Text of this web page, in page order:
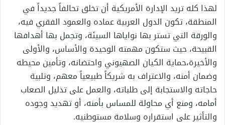
لهذا كلهتريد الإدارة الأمريكية أن تخلق تحالفاً جديداً في
المنطقة،تكون الدول العربية عماده والعمود الفقري فيه،
والورقة التيتستر بها نواياها السيئة، وتجمل بها أهدافها
القبيحة، حيث ستكون مهمته الوحيدة والأساس، والأولى
والأخيرة،حماية الكيان الصهيوني واحتضانه، وتأمين محيطه
وضمان أمنه، والاعتراف به شريكاً طبيعياً معهم، وتلبية
حاجاته والاستجابة إلى طلباته، والعمل على تذليل الصعاب
أمامه، ومنع أي محاولة للمساس بأمنه، أو تهديد وجوده
والتأثير على استقراره وسلامة مستوطنيه.